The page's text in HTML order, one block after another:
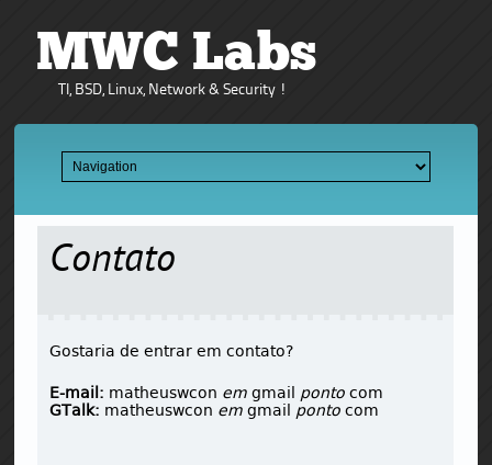
MWC Labs
TI, BSD, Linux, Network & Security !
Contato
Gostaria de entrar em contato?
E-mail: matheuswcon emgmail pontocom
GTalk: matheuswcon emgmail pontocom